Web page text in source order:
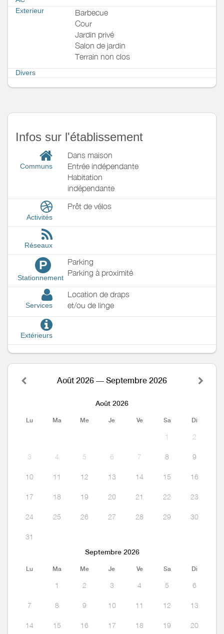
Exterieur
Barbecue
Cour
Jardin privé
Salon de jardin
Terrain non clos
Divers
Infos sur l'établissement
Communs
Dans maison
Entrée indépendante
Habitation
indépendante
Activités
Prêt de vélos
Réseaux
P
Stationnement
Parking
Parking à proximité
Services
Location de draps
et/ou de linge
Extérieurs
Août 2026 — Septembre 2026
Août 2026
Lu Ma Me Je Ve Sa Di
1 2
3 4 5 6 7 8 9
10 11 12 13 14 15 16
17 18 19 20 21 22 23
24 25 26 27 28 29 30
31
Septembre 2026
Lu Ma Me Je Ve Sa Di
1 2 3 4 5 6
7 8 9 10 11 12 13
14 15 16 17 18 19 20